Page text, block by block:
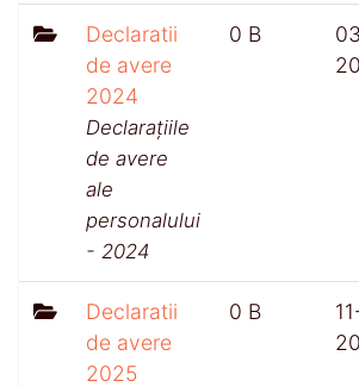
Declaratii
de avere
2024
Declarațiile
de avere
ale
personalului
- 2024
0 B
Declaratii
de avere
2025
0 B